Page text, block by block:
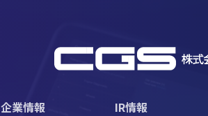
企業情報 IR情報